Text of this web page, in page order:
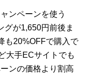
ンペーンを使う
グが1,650円前後ま
も20%OFFで購入で
大手ECサイトでも
ンの価格より割高